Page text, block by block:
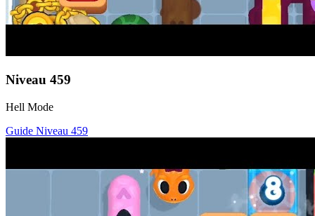
Niveau 459
Hell Mode
Guide Niveau 459